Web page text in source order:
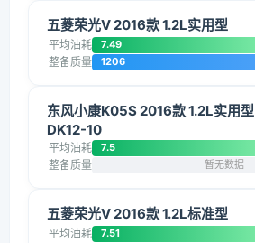
五菱荣光V 2016款 1.2L实用型
平均油耗 7.49
整备质量 1206
东风小康K05S 2016款 1.2L实用型
DK12-10
平均油耗 7.5
整备质量 暂无数据
五菱荣光V 2016款 1.2L标准型
平均油耗 7.51